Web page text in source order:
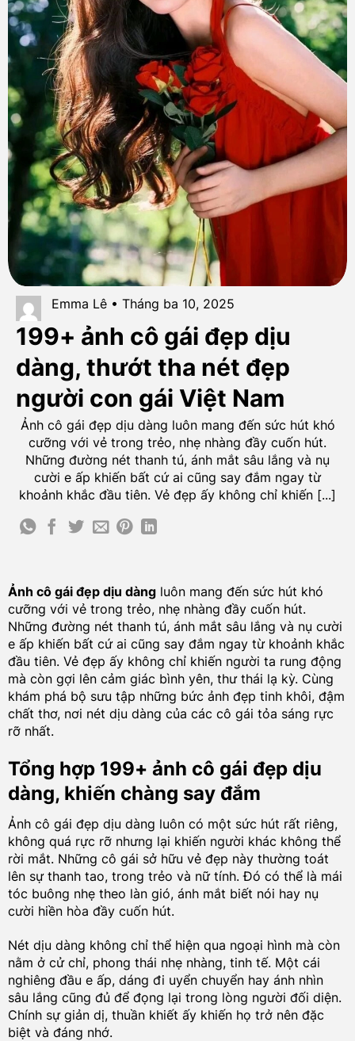
Emma Lê • Tháng ba 10, 2025
199+ ảnh cô gái đẹp dịu
dàng, thướt tha nét đẹp
người con gái Việt Nam
Ảnh cô gái đẹp dịu dàng luôn mang đến sức hút khó
cưỡng với vẻ trong trẻo, nhẹ nhàng đầy cuốn hút.
Những đường nét thanh tú, ánh mắt sâu lắng và nụ
cười e ấp khiến bất cứ ai cũng say đắm ngay từ
khoảnh khắc đầu tiên. Vẻ đẹp ấy không chỉ khiến [...]
Ảnh cô gái đẹp dịu dàngluôn mang đến sức hút khó
cưỡng với vẻ trong trẻo, nhẹ nhàng đầy cuốn hút.
Những đường nét thanh tú, ánh mắt sâu lắng và nụ cười
e ấp khiến bất cứ ai cũng say đắm ngay từ khoảnh khắc
đầu tiên. Vẻ đẹp ấy không chỉ khiến người ta rung động
mà còn gợi lên cảm giác bình yên, thư thái lạ kỳ. Cùng
khám phá bộ sưu tập những bức ảnh đẹp tinh khôi, đậm
chất thơ, nơi nét dịu dàng của các cô gái tỏa sáng rực
rỡ nhất.
Tổng hợp 199+ ảnh cô gái đẹp dịu
dàng, khiến chàng say đắm
Ảnh cô gái đẹp dịu dàng luôn có một sức hút rất riêng,
không quá rực rỡ nhưng lại khiến người khác không thể
rời mắt. Những cô gái sở hữu vẻ đẹp này thường toát
lên sự thanh tao, trong trẻo và nữ tính. Đó có thể là mái
tóc buông nhẹ theo làn gió, ánh mắt biết nói hay nụ
cười hiền hòa đầy cuốn hút.
Nét dịu dàng không chỉ thể hiện qua ngoại hình mà còn
nằm ở cử chỉ, phong thái nhẹ nhàng, tinh tế. Một cái
nghiêng đầu e ấp, dáng đi uyển chuyển hay ánh nhìn
sâu lắng cũng đủ để đọng lại trong lòng người đối diện.
Chính sự giản dị, thuần khiết ấy khiến họ trở nên đặc
biệt và đáng nhớ.